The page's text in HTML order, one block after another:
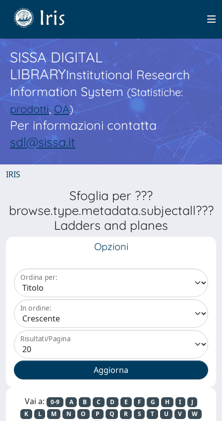
SISSA DIGITAL
LIBRARYInstitutional Research
Information System(Statistiche:
prodotti,OA)
Per informazioni contatta
sdl@sissa.it
IRIS
Sfoglia per ???
browse.type.metadata.subjectall???
Ladders and planes
Opzioni
Ordina per:
In ordine:
Risultati/Pagina
Vai a: 0-9 A B C D E F G H I
J
K
L M N O P Q R S T U V
W